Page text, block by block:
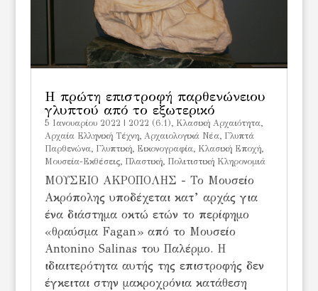
Η πρώτη επιστροφή παρθενώνειου
γλυπτού από το εξωτερικό
5 Ιανουαρίου 2022 2022 (6.1), Kλασική Αρχαιότητα,
Αρχαία Ελληνική Τέχνη, Αρχαιολογικά Νέα, Γλυπτά
Παρθενώνα, Γλυπτική, Εικονογραφία, Κλασική Εποχή,
Μουσεία-Εκθέσεις, Πλαστική, Πολιτιστική Κληρονομιά
ΜΟΥΣΕΙΟ ΑΚΡΟΠΟΛΗΣ - Το Μουσείο
Ακρόπολης υποδέχεται κατ’ αρχάς για
ένα διάστημα οκτώ ετών το περίφημο
«θραύσμα Fagan» από το Μουσείο
Antonino Salinas του Παλέρμο. Η
ιδιαιτερότητα αυτής της επιστροφής δεν
έγκειται στην μακροχρόνια κατάθεση